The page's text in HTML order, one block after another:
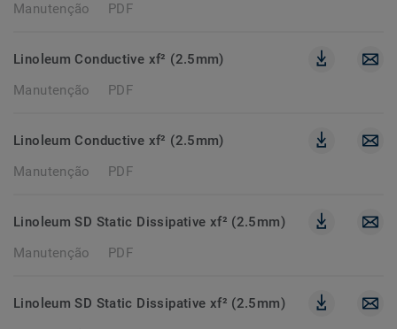
Manutenção
PDF
Linoleum Conductive xf² (2.5mm)
Manutenção
PDF
Linoleum Conductive xf² (2.5mm)
Manutenção
PDF
Linoleum SD Static Dissipative xf² (2.5mm)
Manutenção
PDF
Linoleum SD Static Dissipative xf² (2.5mm)